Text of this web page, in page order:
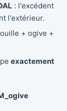
: l'excédent
l'extérieur.
+ ogive +
exactement